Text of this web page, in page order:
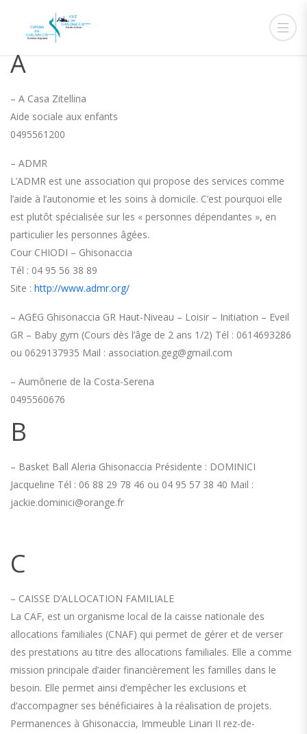
A
– A Casa Zitellina
Aide sociale aux enfants
0495561200
– ADMR
L’ADMR est une association qui propose des services comme
l’aide à l’autonomie et les soins à domicile. C’est pourquoi elle
est plutôt spécialisée sur les « personnes dépendantes », en
particulier les personnes âgées.
Cour CHIODI – Ghisonaccia
Tél : 04 95 56 38 89
Site : http://www.admr.org/
– AGEG Ghisonaccia GR Haut-Niveau – Loisir – Initiation – Eveil
GR – Baby gym (Cours dès l’âge de 2 ans 1/2) Tél : 0614693286
ou 0629137935 Mail : association.geg@gmail.com
– Aumônerie de la Costa-Serena
0495560676
B
– Basket Ball Aleria Ghisonaccia Présidente : DOMINICI
Jacqueline Tél : 06 88 29 78 46 ou 04 95 57 38 40 Mail :
jackie.dominici@orange.fr
C
– CAISSE D’ALLOCATION FAMILIALE
La CAF, est un organisme local de la caisse nationale des
allocations familiales (CNAF) qui permet de gérer et de verser
des prestations au titre des allocations familiales. Elle a comme
mission principale d’aider financièrement les familles dans le
besoin. Elle permet ainsi d’empêcher les exclusions et
d’accompagner ses bénéficiaires à la réalisation de projets.
Permanences à Ghisonaccia, Immeuble Linari II rez-de-